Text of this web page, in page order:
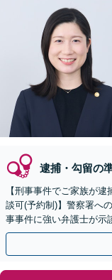
逮捕・勾留の
【刑事事件でご家族が
談可(予約制)】警察署へ
事事件に強い弁護士が示
トします。【加害者側の